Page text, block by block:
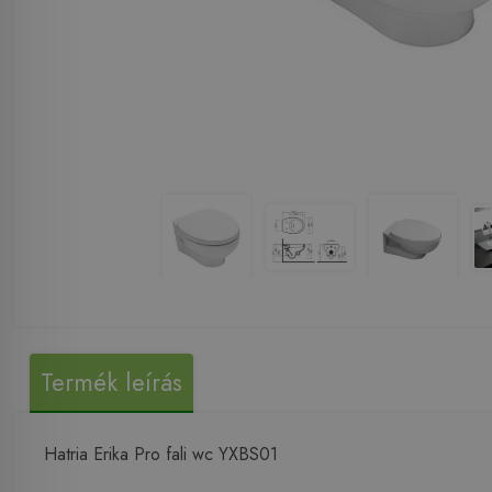
Termék leírás
Hatria Erika Pro fali wc YXBS01